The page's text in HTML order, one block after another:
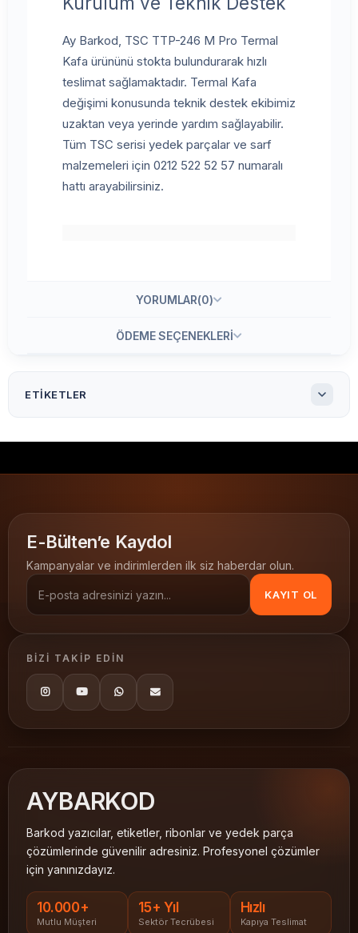
Ay Barkod, TSC TTP-246 M Pro Termal
Kafa ürününü stokta bulundurarak hızlı
teslimat sağlamaktadır. Termal Kafa
değişimi konusunda teknik destek ekibimiz
uzaktan veya yerinde yardım sağlayabilir.
Tüm TSC serisi yedek parçalar ve sarf
malzemeleri için 0212 522 52 57 numaralı
hattı arayabilirsiniz.
YORUMLAR(0)
ÖDEME SEÇENEKLERI
ETIKETLER
barkod yazıcı yedek parça
E-Bülten’e Kaydol
Kampanyalar ve indirimlerden ilk siz haberdar olun.
KAYIT OL
BIZI TAKIP EDIN
AYBARKOD
Barkod yazıcılar, etiketler, ribonlar ve yedek parça
çözümlerinde güvenilir adresiniz. Profesyonel çözümler
için yanınızdayız.
10.000+
Mutlu Müşteri
15+ Yıl
Sektör Tecrübesi
Hızlı
Kapıya Teslimat